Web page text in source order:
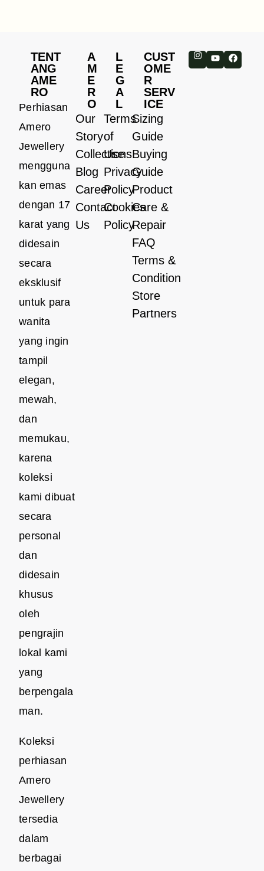
TENT
ANG
AME
RO
Perhiasan
Amero
Jewellery
mengguna
kan emas
dengan 17
karat yang
didesain
secara
eksklusif
untuk para
wanita
yang ingin
tampil
elegan,
mewah,
dan
memukau,
karena
koleksi
kami dibuat
secara
personal
dan
didesain
khusus
oleh
pengrajin
lokal kami
yang
berpengala
man.
Koleksi
perhiasan
Amero
Jewellery
tersedia
dalam
berbagai
A
M
E
R
O
Our
Story
Collections
Blog
Career
Contact
Us
L
E
G
A
L
Terms
of
Use
Privacy
Policy
Cookies
Policy
CUST
OME
R
SERV
ICE
Sizing
Guide
Buying
Guide
Product
Care &
Repair
FAQ
Terms &
Condition
Store
Partners